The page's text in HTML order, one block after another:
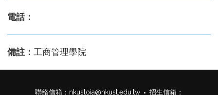
電話：
備註： 工商管理學院
聯絡信箱： nkustoia@nkust.edu.tw 招生信箱：